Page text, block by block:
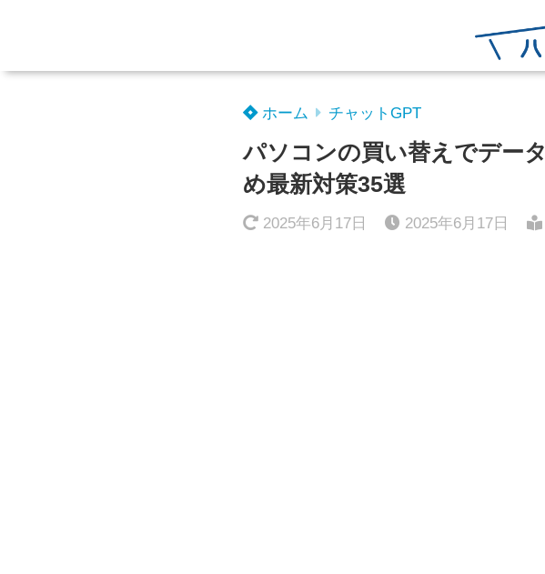
ホーム チャットGPT
パソコンの買い替えでデー
め最新対策35選
2025年6月17日 2025年6月17日